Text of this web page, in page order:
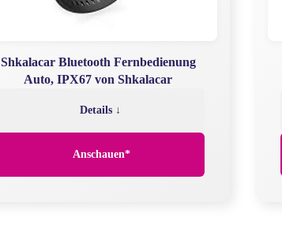
Shkalacar Bluetooth Fernbedienung
Auto, IPX67 von Shkalacar
Details ↓
Anschauen*